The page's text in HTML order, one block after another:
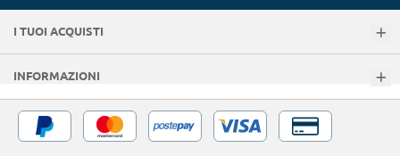
I TUOI ACQUISTI
INFORMAZIONI